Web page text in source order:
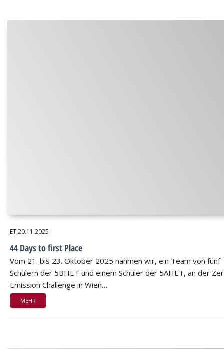
ET20.11.2025
44 Days to first Place
Vom 21. bis 23. Oktober 2025 nahmen wir, ein Team von fünf
Schülern der 5BHET und einem Schüler der 5AHET, an der
Emission Challenge in Wien…
MEHR